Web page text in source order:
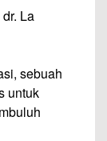
La
sebuah
untuk